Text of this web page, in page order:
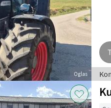
Oglas